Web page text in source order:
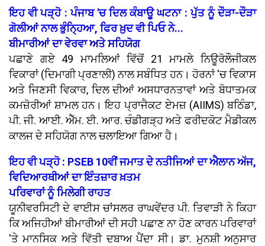
ਇਹ ਵੀ ਪੜ੍ਹੋ : ਪੰਜਾਬ 'ਚ ਦਿਲ ਕੰਬਾਊ ਘਟਨਾ : ਪੁੱਤ ਨੂੰ ਦੌੜਾ-ਦੌੜਾ
ਗੋਲੀਆਂ ਨਾਲ ਭੁੰਨ੍ਹਿਆ, ਫਿਰ ਖ਼ੁਦ ਵੀ ਪਿਓ ਨੇ...
ਬੀਮਾਰੀਆਂ ਦਾ ਵੇਰਵਾ ਅਤੇ ਸਹਿਯੋਗ
ਪਛਾਣੇ ਗਏ 49 ਮਾਮਲਿਆਂ ਵਿੱਚੋਂ 21 ਮਾਮਲੇ ਨਿਊਰੋਲੌਜੀਕਲ
ਵਿਕਾਰਾਂ (ਦਿਮਾਗੀ ਪ੍ਰਣਾਲੀ) ਨਾਲ ਸਬੰਧਿਤ ਹਨ। ਹੋਰਨਾਂ 'ਚ ਵਿਕਾਸ
ਅਤੇ ਜਿਣਸੀ ਵਿਕਾਰ, ਦਿਲ ਦੀਆਂ ਅਸਧਾਰਨਤਾਵਾਂ ਅਤੇ ਬੋਧਾਤਮਕ
ਕਮਜ਼ੋਰੀਆਂ ਸ਼ਾਮਲ ਹਨ। ਇਹ ਪ੍ਰਾਜੈਕਟ ਏਮਜ਼ (AIIMS) ਬਠਿੰਡਾ,
ਪੀ. ਜੀ. ਆਈ. ਐੱਮ. ਈ. ਆਰ. ਚੰਡੀਗੜ੍ਹ ਅਤੇ ਫਰੀਦਕੋਟ ਮੈਡੀਕਲ
ਕਾਲਜ ਦੇ ਸਹਿਯੋਗ ਨਾਲ ਚਲਾਇਆ ਗਿਆ ਹੈ।
ਇਹ ਵੀ ਪੜ੍ਹੋ : PSEB 10ਵੀਂ ਜਮਾਤ ਦੇ ਨਤੀਜਿਆਂ ਦਾ ਐਲਾਨ ਅੱਜ,
ਵਿਦਿਆਰਥੀਆਂ ਦਾ ਇੰਤਜ਼ਾਰ ਖ਼ਤਮ
ਪਰਿਵਾਰਾਂ ਨੂੰ ਮਿਲੇਗੀ ਰਾਹਤ
ਯੂਨੀਵਰਸਿਟੀ ਦੇ ਵਾਈਸ ਚਾਂਸਲਰ ਰਾਘਵੇਂਦਰ ਪੀ. ਤਿਵਾੜੀ ਨੇ ਕਿਹਾ
ਕਿ ਅਜਿਹੀਆਂ ਬੀਮਾਰੀਆਂ ਦੀ ਸਹੀ ਪਛਾਣ ਨਾ ਹੋਣ ਕਾਰਨ ਪਰਿਵਾਰਾਂ
'ਤੇ ਮਾਨਸਿਕ ਅਤੇ ਵਿੱਤੀ ਦਬਾਅ ਪੈਂਦਾ ਸੀ। ਡਾ. ਮੁਨਸ਼ੀ ਅਨੁਸਾਰ